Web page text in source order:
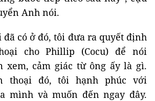
Anh nói.
đã có ở đó, tôi đưa ra quyết định
cho Phillip (Cocu) để nói
xem, cảm giác từ ông ấy là gì.
thoại đó, tôi hạnh phúc với
mình và muốn đến ngay đây.